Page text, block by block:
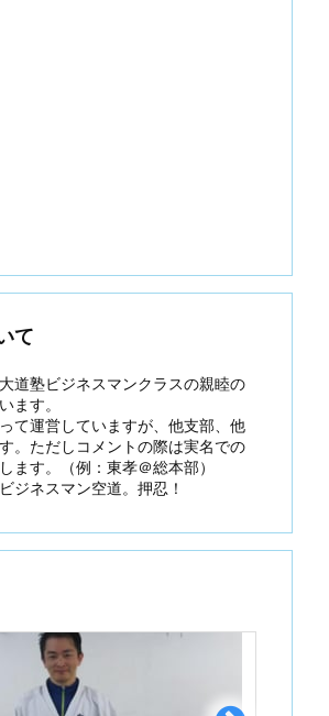
て
道塾ビジネスマンクラスの親睦の
ます。
て運営していますが、他支部、他
。ただしコメントの際は実名での
ます。（例：東孝＠総本部）
ジネスマン空道。押忍！